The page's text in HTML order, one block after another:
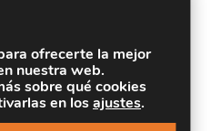
sus valores) y las
que venderá en su
ofrecerte la mejor
nuestra web.
sobre qué cookies
en losajustes.